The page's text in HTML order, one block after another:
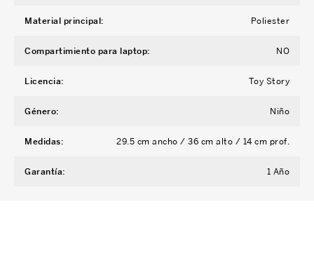
Material principal: Poliester
Compartimiento para laptop: NO
Licencia: Toy Story
Género: Niño
Medidas: 29.5 cm ancho / 36 cm alto / 14 cm prof.
Garantía: 1 Año